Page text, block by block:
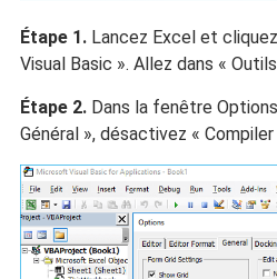
Étape 1.Lancez Excel et
Visual Basic ». Allez dans «
Étape 2.Dans la fenêtre
Général », désactivez «